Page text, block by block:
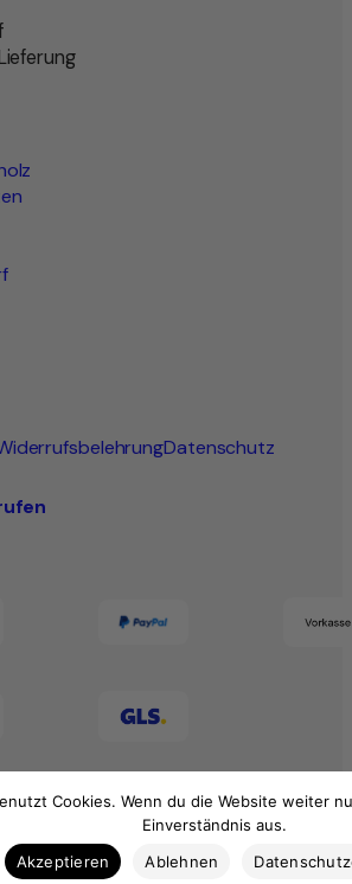
Datenschutz
Cookies. Wenn du die Website weiter
Einverständnis aus.
Akzeptieren
Ablehnen